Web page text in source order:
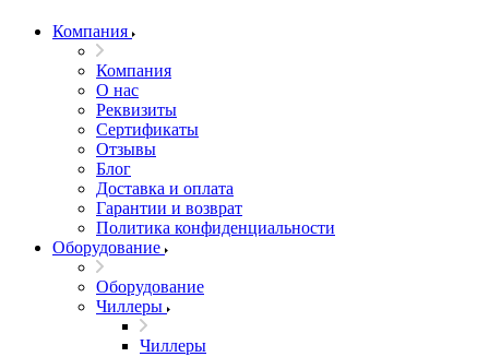
Компания
Компания
О нас
Реквизиты
Сертификаты
Отзывы
Блог
Доставка и оплата
Гарантии и возврат
Политика конфиденциальности
Оборудование
Оборудование
Чиллеры
Чиллеры